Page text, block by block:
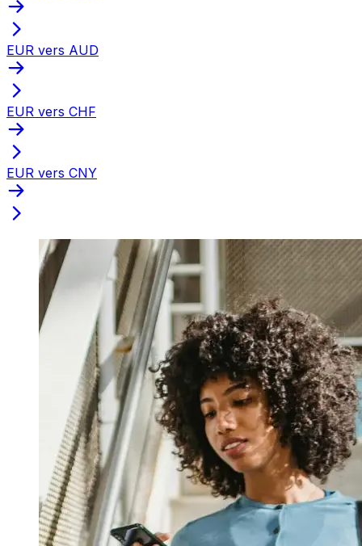
EUR vers AUD
EUR vers CHF
EUR vers CNY